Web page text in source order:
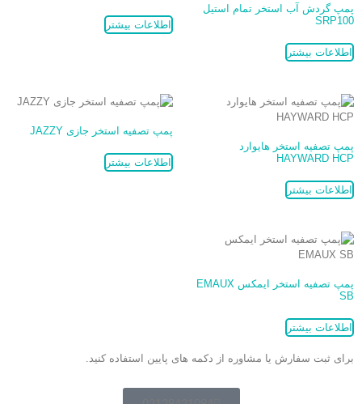
پمپ گردش آب استخر تمام استیل
SRP100
اطلاعات بیشتر
اطلاعات بیشتر
پمپ تصفیه استخر هایوارد
HAYWARD HCP
اطلاعات بیشتر
پمپ تصفیه استخر جازی JAZZY
اطلاعات بیشتر
پمپ تصفیه استخر ایمکس EMAUX
SB
اطلاعات بیشتر
برای ثبت سفارش یا مشاوره از دکمه های پایین استفاده کنید.